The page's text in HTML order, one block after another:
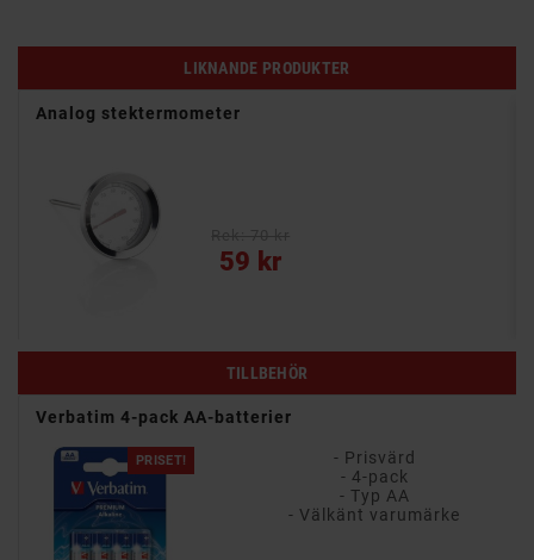
LIKNANDE PRODUKTER
Analog stektermometer
59 kr
Pris
TILLBEHÖR
Verbatim 4-pack AA-batterier
PRISET!
- Prisvärd
- 4-pack
- Typ AA
- Välkänt varumärke